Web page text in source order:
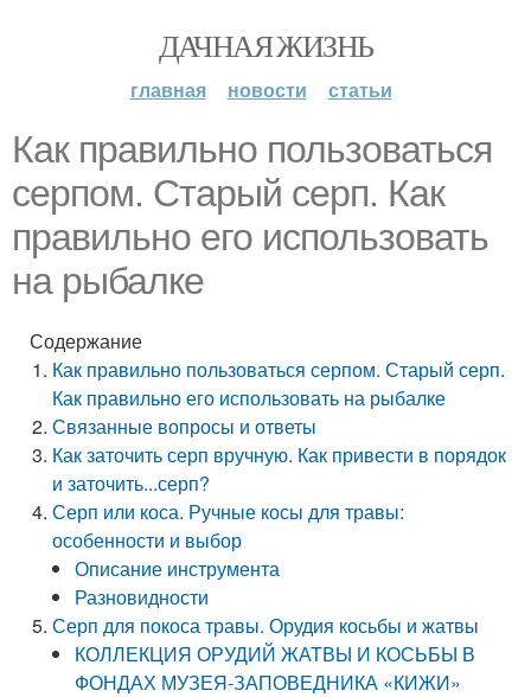
ДАЧНАЯ ЖИЗНЬ
главная новости статьи
Как правильно пользоваться
серпом. Старый серп. Как
правильно его использовать
на рыбалке
Содержание
Как правильно пользоваться серпом. Старый серп.
Как правильно его использовать на рыбалке
Связанные вопросы и ответы
Как заточить серп вручную. Как привести в порядок
и заточить...серп?
Серп или коса. Ручные косы для травы:
особенности и выбор
Описание инструмента
Разновидности
Серп для покоса травы. Орудия косьбы и жатвы
КОЛЛЕКЦИЯ ОРУДИЙ ЖАТВЫ И КОСЬБЫ В
ФОНДАХ МУЗЕЯ-ЗАПОВЕДНИКА «КИЖИ»